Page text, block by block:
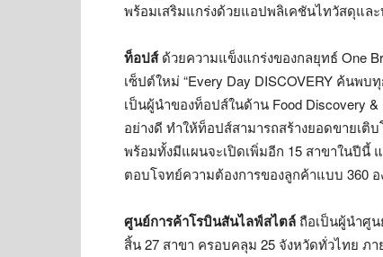
พร้อมเสริมแกร่งด้วยแอปพลิเคชันไทวัสดุแล
ท็อปส์ด้วยความแข็งแกร่งของกลยุทธ์ One
เซ็ปต์ใหม่ “Every Day DISCOVERY ค้นพ
เป็นผู้นำของท็อปส์ในด้าน Food Discovery
อย่างดี ทำให้ท็อปส์สามารถสร้างยอดขายเติ
พร้อมทั้งมีแผนจะเปิดเพิ่มอีก 15 สาขาในปี
ตอบโจทย์ความต้องการของลูกค้าแบบ 360 อ
ศูนย์การค้าโรบินสันไลฟ์สไตล์ ถือเป็นผู้นำศู
สิ้น 27 สาขา ครอบคลุม 25 จังหวัดทั่วไทย ภา